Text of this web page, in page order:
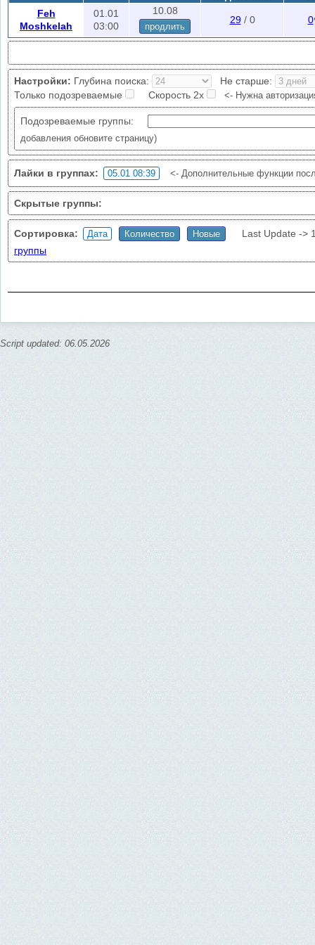
Ограничения проверки
: 1/5 мин., без авторизации 1/60 мин.
ВК лимиты:~5000 запросов, при превышении выдает ошибку "rate
повторной проверки (1-24 часа) или зайдите с другой страницы.
нужна авторизация?
Feh
Moshkelah
01.01
03:00
10.08
продлить
29/ 0 0
Настройки: Глубина поиска:
Не старше:
Только подозреваемые
Скорость 2х <- Нужна
Подозреваемые группы:
добавления обновите страницу)
Лайки в группах: <- Дополнительные функции
Скрытые группы:
Сортировка: Last Update ->
группы
Script updated: 06.05.2026